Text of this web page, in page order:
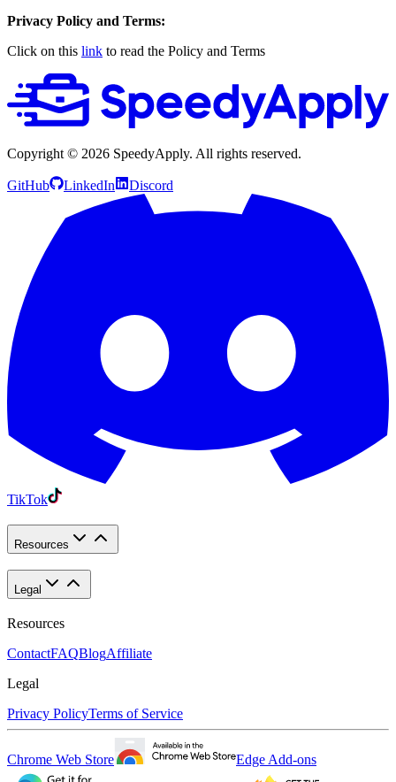
Privacy Policy and Terms:
Click on this link to read the Policy and Terms
Copyright © 2026 SpeedyApply. All rights reserved.
GitHub LinkedIn Discord
TikTok
Resources
Legal
Resources
ContactFAQBlogAffiliate
Legal
Privacy PolicyTerms of Service
Chrome Web Store Edge Add-ons